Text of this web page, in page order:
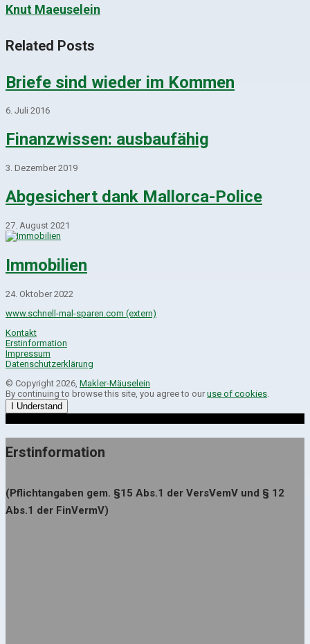
Knut Maeuselein
Related Posts
Briefe sind wieder im Kommen
6. Juli 2016
Finanzwissen: ausbaufähig
3. Dezember 2019
Abgesichert dank Mallorca-Police
27. August 2021
Immobilien
24. Oktober 2022
www.schnell-mal-sparen.com (extern)
Kontakt
Erstinformation
Impressum
Datenschutzerklärung
© Copyright 2026, Makler-Mäuselein
By continuing to browse this site, you agree to our use of cookies
I Understand
Erstinformation
(Pflichtangaben gem. §15 Abs.1 der VersVemV und § 12
Abs.1 der FinVermV)